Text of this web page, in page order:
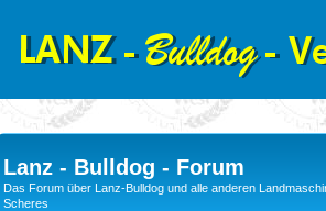
Lanz - Bulldog - Forum
Das Forum über Lanz-Bulldog und alle anderen
Scheres